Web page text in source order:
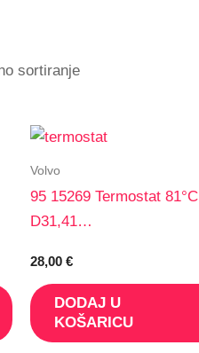
Volvo
95 15269 Termostat 81°C
D31,41…
28,00 €
DODAJ U
KOŠARICU